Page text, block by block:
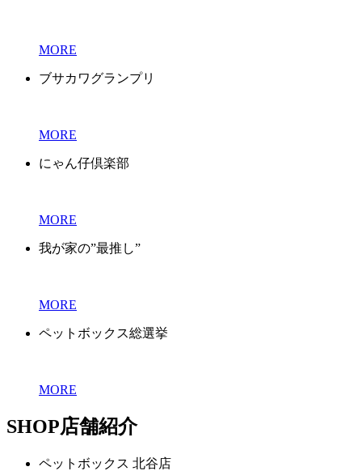
MORE
ブサカワグランプリ
MORE
にゃん仔倶楽部
MORE
我が家の”最推し”
MORE
ペットボックス総選挙
MORE
SHOP店舗紹介
ペットボックス 北谷店